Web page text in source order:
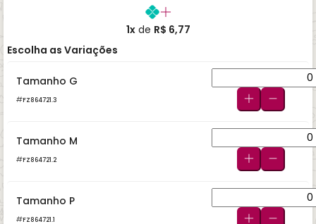
1xde R$ 6,77
Escolha as Variações
Tamanho G
FZ864721.3
Tamanho M
FZ864721.2
Tamanho P
FZ864721.1